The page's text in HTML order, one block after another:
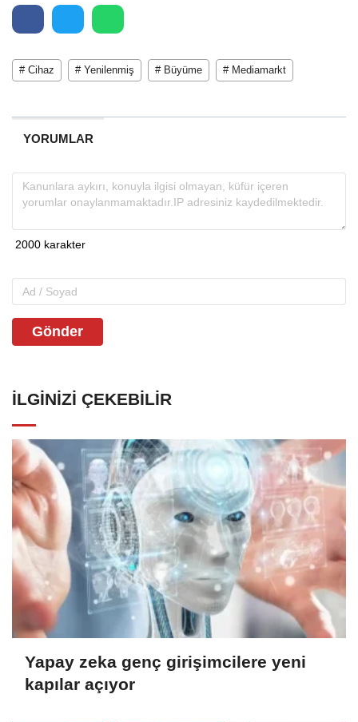
# Cihaz # Yenilenmiş # Büyüme # Mediamarkt
YORUMLAR
Gönder
İLGINIZI ÇEKEBILIR
Yapay zeka genç girişimcilere yeni
kapılar açıyor